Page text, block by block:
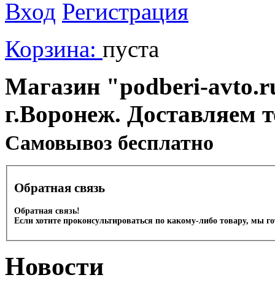
Вход Регистрация
Корзина: пуста
Магазин "podberi-
г.Воронеж. Доставляем
Cамовывоз бесплатно
Обратная связь
Обратная связь!
Если хотите проконсультироваться по какому-либо товару, мы
Новости